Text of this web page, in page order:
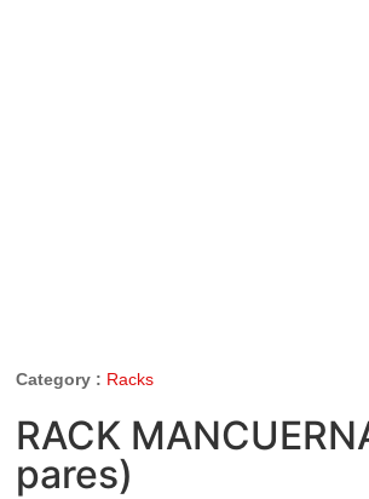
Category : Racks
RACK
pares)